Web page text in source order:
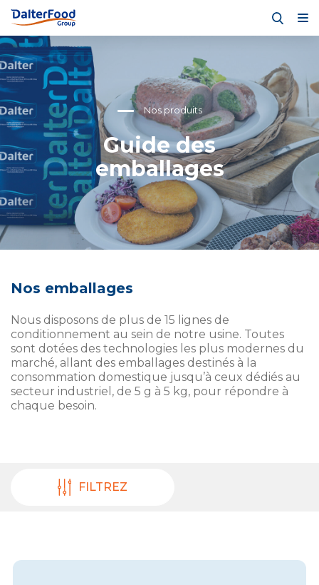
Guide des
emballages
Nos produits
Nos emballages
Nous disposons de plus de 15 lignes de
conditionnement au sein de notre usine. Toutes
sont dotées des technologies les plus modernes du
marché, allant des emballages destinés à la
consommation domestique jusqu’à ceux dédiés au
secteur industriel, de 5 g à 5 kg, pour répondre à
chaque besoin.
FILTREZ